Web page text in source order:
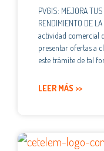
PVGIS: MEJORA
RENDIMIENTO DE
actividad comercial
presentar ofertas a
este trámite de tal
LEER MÁS >>